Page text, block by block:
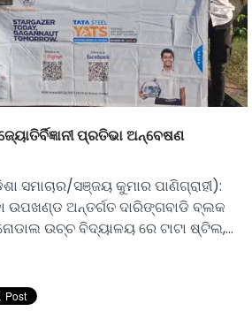
ପ୍ରତିଭା ଅନ୍ବେଷଣ
ସମାଚାର/ସଞ୍ଜୟ କୁମାର ପାଣିଗ୍ରାହୀ):
ଉପଖଣ୍ଡ ଅନ୍ତର୍ଗତ ଦାରିଙ୍ଗବାଡି ବ୍ଲକ
ଉଚ୍ଚ ବିଦ୍ୟାଳୟ ରେ ଟାଟା ଷ୍ଟିଲ,…